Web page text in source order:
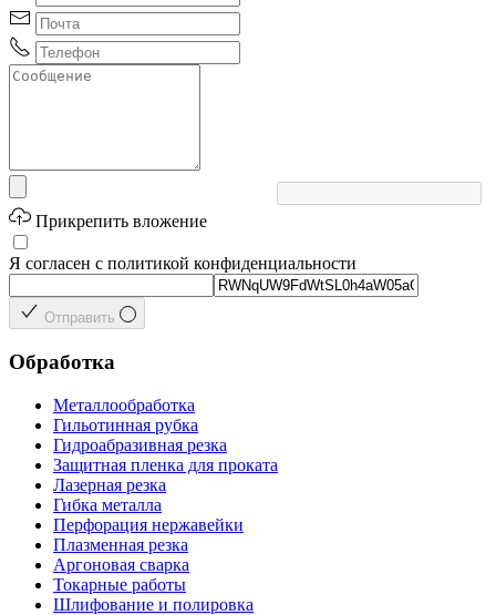
Прикрепить вложение
Я согласен с политикой конфиденциальности
Отправить
Обработка
Металлообработка
Гильотинная рубка
Гидроабразивная резка
Защитная пленка для проката
Лазерная резка
Гибка металла
Перфорация нержавейки
Плазменная резка
Аргоновая сварка
Токарные работы
Шлифование и полировка